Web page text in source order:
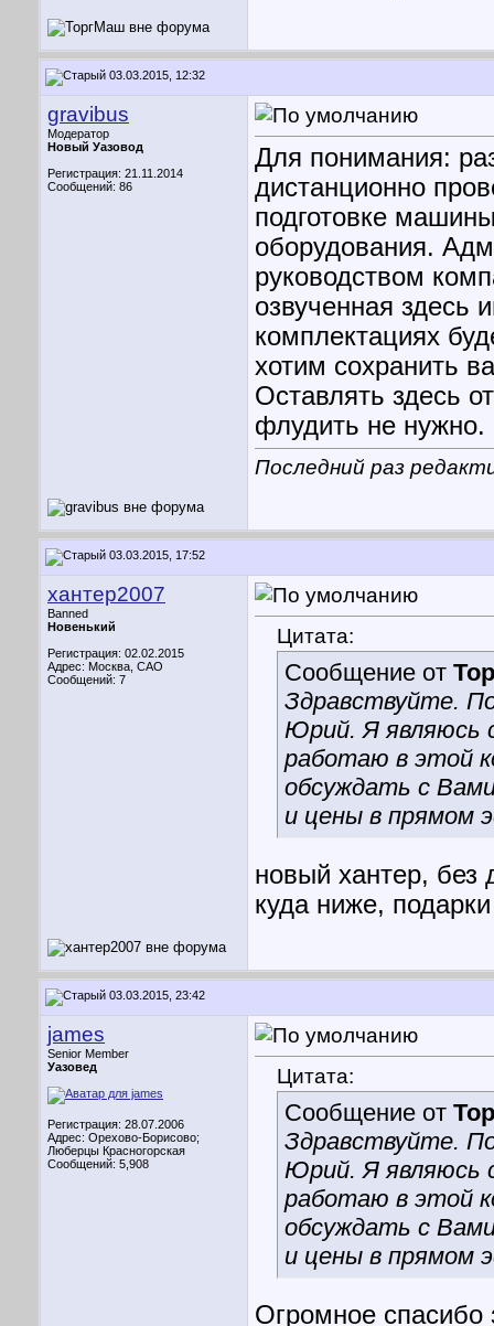
03.03.2015, 12:32
gravibus
Модератор
Новый Уазовод
Регистрация: 21.11.2014
Сообщений: 86
Для понимания:
дистанционно
подготовке
оборудования.
руководством
озвученная здесь
комплектациях
хотим сохранить
Оставлять здесь
флудить не
Последний раз
03.03.2015, 17:52
хантер2007
Banned
Новенький
Регистрация: 02.02.2015
Адрес: Москва, САО
Сообщений: 7
Цитата:
Сообщение от
Здравствуйте.
Юрий. Я являюсь
работаю в этой
обсуждать с
и цены в прямом
новый хантер, без
куда ниже,
03.03.2015, 23:42
james
Senior Member
Уазовед
Регистрация: 28.07.2006
Адрес: Орехово-Борисово;
Люберцы Красногорская
Сообщений: 5,908
Цитата:
Сообщение от
Здравствуйте.
Юрий. Я являюсь
работаю в этой
обсуждать с
и цены в прямом
Огромное спасибо